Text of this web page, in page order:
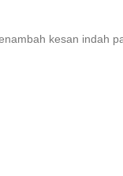
kesan indah